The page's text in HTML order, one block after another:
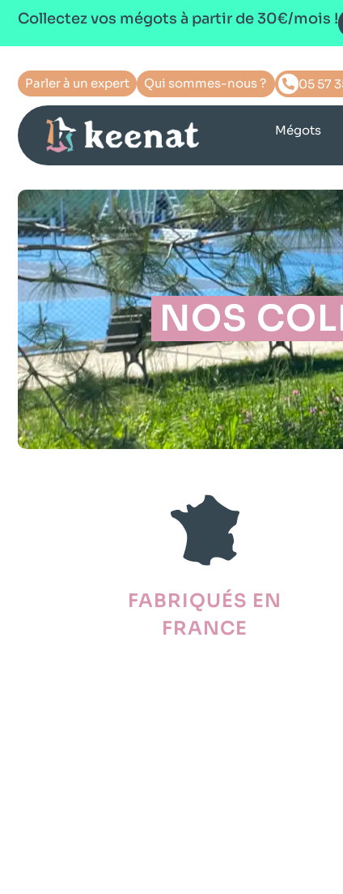
Collectez vos mégots à partir de 30€/mois !
Parler à un expert Qui sommes-nous ? 05 57
Mégots
NOS
FABRIQUÉS EN
FRANCE